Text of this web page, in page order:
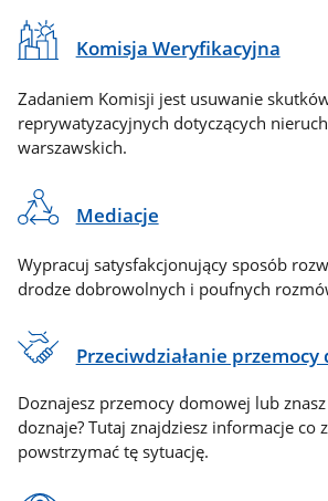
Komisja Weryfikacyjna
Zadaniem Komisji jest usuwanie
reprywatyzacyjnych dotyczących
warszawskich.
Mediacje
Wypracuj satysfakcjonujący sposób
drodze dobrowolnych i poufnych
Przeciwdziałanie
Doznajesz przemocy domowej lub
doznaje? Tutaj znajdziesz informacje co
powstrzymać tę sytuację.